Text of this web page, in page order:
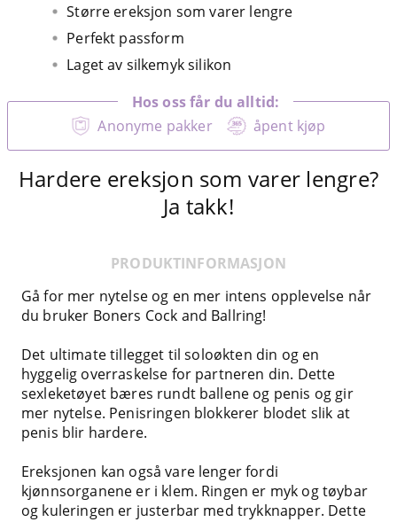
Større ereksjon som varer lengre
Perfekt passform
Laget av silkemyk silikon
Anonyme pakker åpent kjøp
Hos oss får du alltid:
Hardere ereksjon som varer lengre?
Ja takk!
PRODUKTINFORMASJON
Gå for mer nytelse og en mer intens opplevelse når
du bruker Boners Cock and Ballring!
Det ultimate tillegget til soloøkten din og en
hyggelig overraskelse for partneren din. Dette
sexleketøyet bæres rundt ballene og penis og gir
mer nytelse. Penisringen blokkerer blodet slik at
penis blir hardere.
Ereksjonen kan også vare lenger fordi
kjønnsorganene er i klem. Ringen er myk og tøybar
og kuleringen er justerbar med trykknapper. Dette